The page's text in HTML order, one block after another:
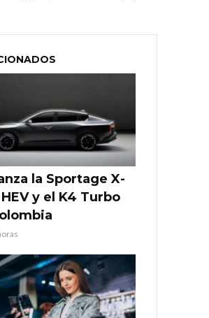
la Sportage X-
y el K4 Turbo